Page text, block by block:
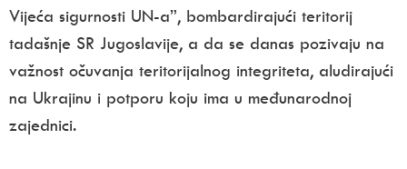
Vijeća sigurnosti UN-a”, bombardirajući teritorij
tadašnje SR Jugoslavije, a da se danas pozivaju na
važnost očuvanja teritorijalnog integriteta, aludirajući
na Ukrajinu i potporu koju ima u međunarodnoj
zajednici.